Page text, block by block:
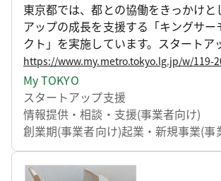
東京都では、都との協働をきっかけと
アップの成長を支援する「キングサー
クト」を実施しています。スタートア
クトやサービスの都政現場等での実証
へ向けた事業展開のサポートまで、一
を行うことで、グローバル市場を席捲
ールモデルとなるような課題解決型の
プを輩出することを目指し、これまで
期目として、新たなプロジェクト提案
My TOKYO
スタートアップ支援
情報提供・相談・支援(事業者向け)
創業期(事業者向け)起業・新規事業(事